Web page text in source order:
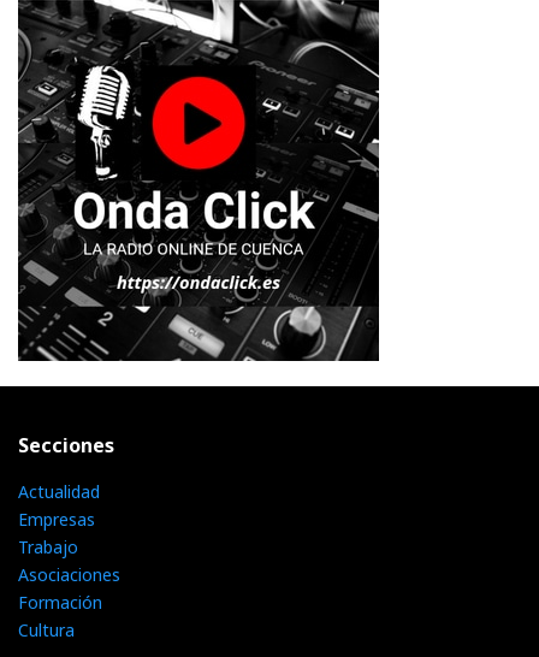
Secciones
Actualidad
Empresas
Trabajo
Asociaciones
Formación
Cultura